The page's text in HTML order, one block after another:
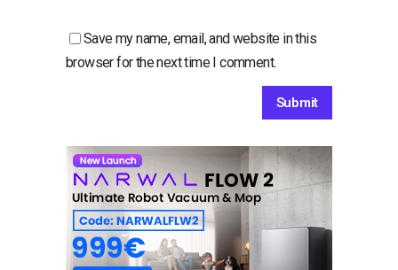
Save my name, email, and website in this
browser for the next time I comment.